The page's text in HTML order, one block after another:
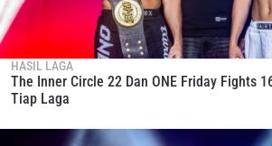
HASIL LAGA
The Inner Circle 22 Dan ONE Friday Fights
Tiap Laga